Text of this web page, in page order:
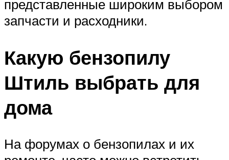
представленные широким выбором
запчасти и расходники.
Какую бензопилу
Штиль выбрать для
дома
На форумах о бензопилах и их